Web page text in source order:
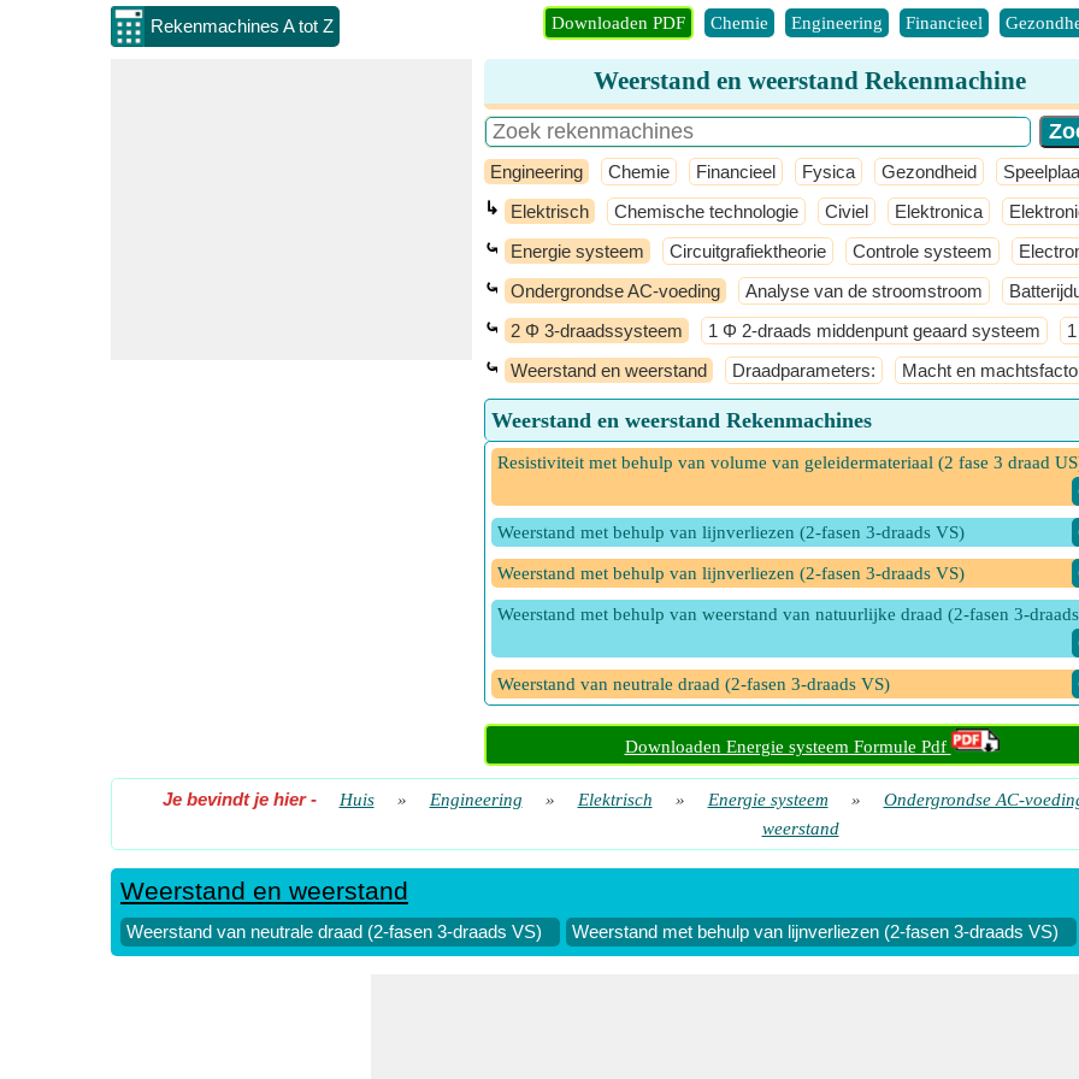
Rekenmachines A tot Z Downloaden PDF Chemie Engineering Financieel
Weerstand en weerstand Rekenmachine
Engineering Chemie Financieel Fysica Gezondheid
↳ Elektrisch Chemische technologie Civiel Elektronica
⤿ Energie systeem Circuitgrafiektheorie Controle systeem
⤿ Ondergrondse AC-voeding Analyse van de stroomstroom
⤿ 2 Φ 3-draadssysteem 1 Φ 2-draads middenpunt geaard systeem
⤿ Weerstand en weerstand Draadparameters: Macht en
Weerstand en weerstand Rekenmachines
Resistiviteit met behulp van volume van geleidermateriaal (2 fase 3 draad
Weerstand met behulp van lijnverliezen (2-fasen 3-draads VS)
Weerstand met behulp van lijnverliezen (2-fasen 3-draads VS)
Weerstand met behulp van weerstand van natuurlijke draad (2-fasen 3-
Weerstand van neutrale draad (2-fasen 3-draads VS)
Downloaden Energie systeem Formule Pdf
Je bevindt je hier- Huis » Engineering » Elektrisch » Energie systeem » Ondergrondse AC-
weerstand
Weerstand en weerstand
Weerstand van neutrale draad (2-fasen 3-draads VS) Weerstand met behulp van lijnverliezen (2-fasen 3-draads VS)